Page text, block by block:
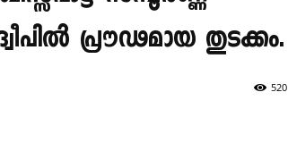
പ്രൗഢമായ തുടക്കം.
520